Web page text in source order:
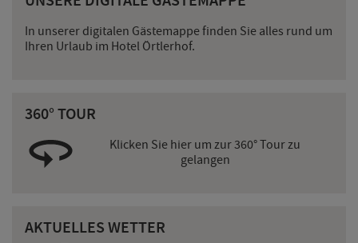
In unserer digitalen Gästemappe finden Sie alles rund um
Ihren Urlaub im Hotel Örtlerhof.
360° TOUR
Klicken Sie hier um zur 360° Tour zu
gelangen
AKTUELLES WETTER